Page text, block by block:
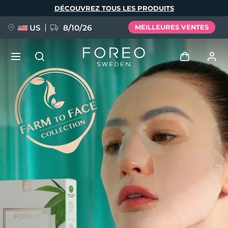
DÉCOUVREZ TOUS LES PRODUITS
US 8/10/26 MEILLEURES VENTES
Se connecter
Profil de l'utilisateur
Mes appareils
Mes commandes
Mes adresses
Mes abonnements
NOUVEAU
FAQ™ Pure Beauty-Tech Elixir
BREAKING NEWS
issa™ Teeth Whitening Set
Langue
English Deutsch
Español
Italiano
Português
Svenska
Русский
Türkçe
简体中文 繁體中文